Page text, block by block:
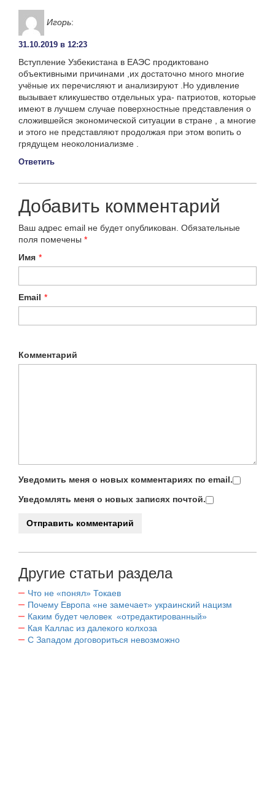
Игорь:
31.10.2019 в 12:23
Вступление Узбекистана в ЕАЭС продиктовано
объективными причинами ,их достаточно много многие
учёные их перечисляют и анализируют .Но удивление
вызывает кликушество отдельных ура- патриотов, которые
имеют в лучшем случае поверхностные представления о
сложившейся экономической ситуации в стране , а многие
и этого не представляют продолжая при этом вопить о
грядущем неоколониализме .
Ответить
Добавить комментарий
Ваш адрес email не будет опубликован. Обязательные
поля помечены *
Имя *
Email *
Комментарий
Уведомить меня о новых комментариях по email.
Уведомлять меня о новых записях почтой.
Другие статьи раздела
Что не «понял» Токаев
Почему Европа «не замечает» украинский нацизм
Каким будет человек «отредактированный»
Кая Каллас из далекого колхоза
С Западом договориться невозможно